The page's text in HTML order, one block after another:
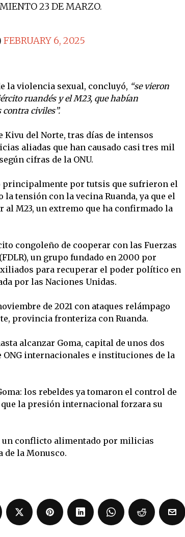
23 DE MARZO.
FEBRUARY 6, 2025
la violencia sexual, concluyó, “se vieron
ruandés y el M23, que habían
civiles”.
Kivu del Norte, tras días de intensos
aliadas que han causado casi tres mil
cifras de la ONU.
principalmente por tutsis que sufrieron el
tensión con la vecina Ruanda, ya que el
al M23, un extremo que ha confirmado la
congoleño de cooperar con las Fuerzas
un grupo fundado en 2000 por
para recuperar el poder político en
por las Naciones Unidas.
de 2021 con ataques relámpago
provincia fronteriza con Ruanda.
alcanzar Goma, capital de unos dos
internacionales e instituciones de la
los rebeldes ya tomaron el control de
que la presión internacional forzara su
un conflicto alimentado por milicias
de la Monusco.